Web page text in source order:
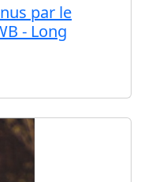
par le
- Long